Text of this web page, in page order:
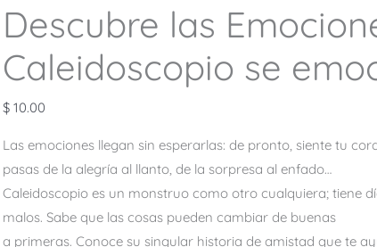
Descubre las
Caleidoscopio se
$ 10.00
Las emociones llegan sin esperarlas: de pronto, siente tu
pasas de la alegría al llanto, de la sorpresa al enfado…
Caleidoscopio es un monstruo como otro cualquiera; tiene
malos. Sabe que las cosas pueden cambiar de buenas
a primeras. Conoce su singular historia de amistad que te